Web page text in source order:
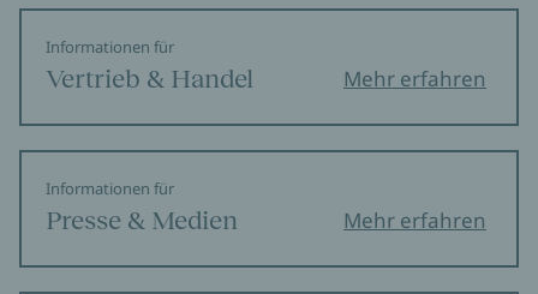
Informationen für
Vertrieb & Handel Mehr erfahren
Informationen für
Presse & Medien Mehr erfahren